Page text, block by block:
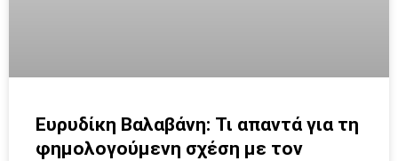
Ευρυδίκη Βαλαβάνη: Τι απαντά για τη
φημολογούμενη σχέση με τον